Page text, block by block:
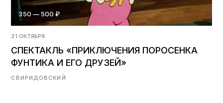
350 — 500 ₽
31 ОКТЯБРЯ
СПЕКТАКЛЬ «ПРИКЛЮЧЕНИЯ ПОРОСЕНКА
ФУНТИКА И ЕГО ДРУЗЕЙ»
СВИРИДОВСКИЙ